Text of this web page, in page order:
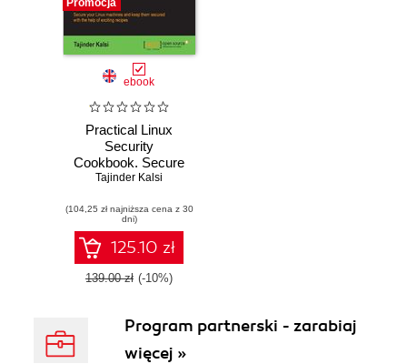
Promocja
ebook
Practical Linux
Security
Cookbook. Secure
your Linux
keep them secured
with the help of
exciting recipes
Tajinder Kalsi
(104,25 zł najniższa cena z 30
dni)
125.10 zł
139.00 zł (-10%)
Program partnerski - zarabiaj
więcej »